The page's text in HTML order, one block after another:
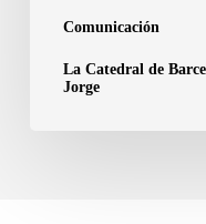
Comunicación
La Catedral de
Jorge